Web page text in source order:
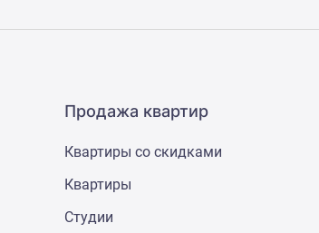
Продажа квартир
Квартиры со скидками
Квартиры
Студии